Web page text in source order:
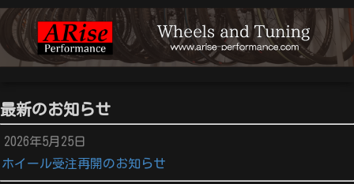
最新のお知らせ
2026年5月25日
ホイール受注再開のお知らせ